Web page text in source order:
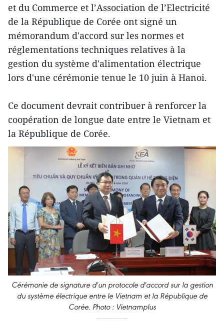
et du Commerce et l’Association de l’Electricité
de la République de Corée ont signé un
mémorandum d'accord sur les normes et
réglementations techniques relatives à la
gestion du système d'alimentation électrique
lors d'une cérémonie tenue le 10 juin à Hanoi.
Ce document devrait contribuer à renforcer la
coopération de longue date entre le Vietnam et
la République de Corée.
Cérémonie de signature d'un protocole d'accord sur la gestion
du système électrique entre le Vietnam et la République de
Corée. Photo : Vietnamplus